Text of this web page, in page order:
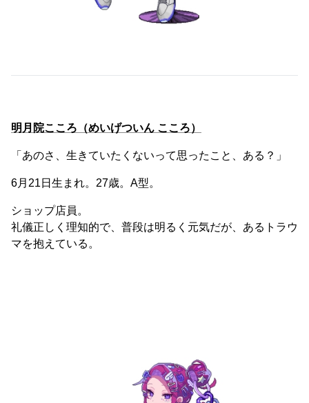
明月院こころ（めいげついん こころ）
「あのさ、生きていたくないって思ったこと、ある？」
6月21日生まれ。27歳。A型。
ショップ店員。
礼儀正しく理知的で、普段は明るく元気だが、あるトラウ
マを抱えている。